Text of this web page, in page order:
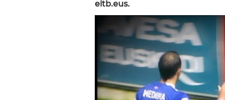
eitb.eus.